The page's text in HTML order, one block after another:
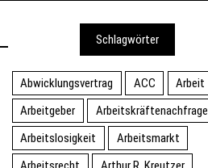
Schlagwörter
Abwicklungsvertrag ACC
Arbeit
Arbeitgeber
Arbeitskräftenachfrage
Arbeitslosigkeit
Arbeitsmarkt